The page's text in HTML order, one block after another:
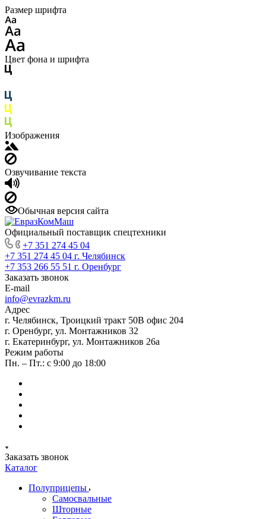
Размер шрифта
Цвет фона и шрифта
Изображения
Озвучивание текста
Обычная версия сайта
Официальный поставщик спецтехники
+7 351 274 45 04
+7 351 274 45 04 г. Челябинск
+7 353 266 55 51 г. Оренбург
Заказать звонок
E-mail
info@evrazkm.ru
Адрес
г. Челябинск, Троицкий тракт 50В офис 204
г. Оренбург, ул. Монтажников 32
г. Екатеринбург, ул. Монтажников 26а
Режим работы
Пн. – Пт.: с 9:00 до 18:00
Заказать звонок
Каталог
Полуприцепы
Самосвальные
Шторные